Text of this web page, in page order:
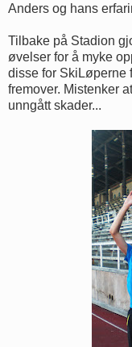
Anders og hans
Tilbake på Stadion
øvelser for å myke
disse for SkiLøperne
fremover. Mistenker
unngått skader...